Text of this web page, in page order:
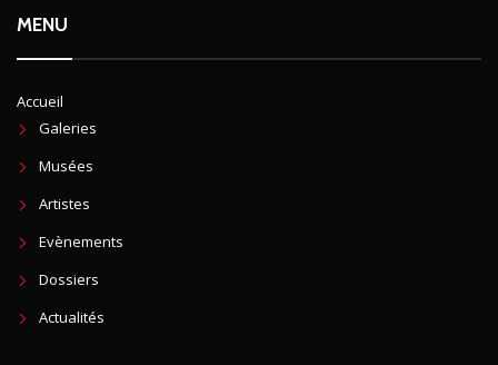
MENU
Accueil
Galeries
Musées
Artistes
Evènements
Dossiers
Actualités